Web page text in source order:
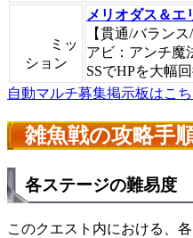
ミッ
ション
メリオダス＆エ
【貫通/バランス
アビ：アンチ魔
SSでHPを大幅
自動マルチ募集掲示板はこ
雑魚戦の攻略手
各ステージの難易度
このクエスト内における、